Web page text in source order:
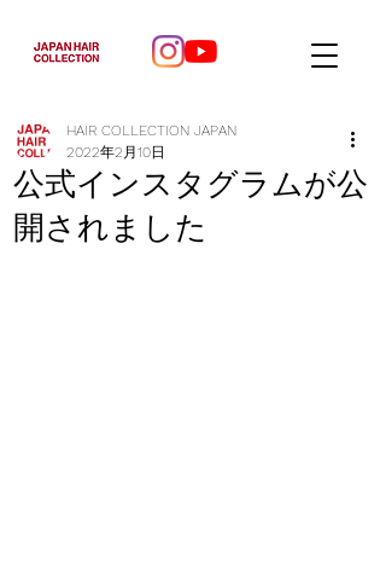
公式インスタグラムが公
開されました
HAIR COLLECTION JAPAN
2022年2月10日